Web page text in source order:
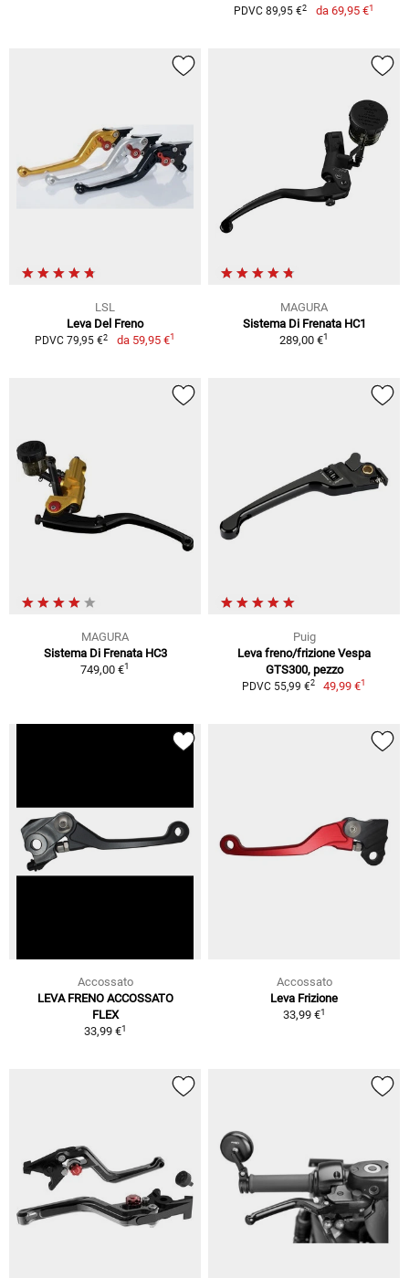
PDVC 89,95 €2 da 69,95 €1
LSL
Leva Del Freno
PDVC 79,95 €2 da 59,95 €1
MAGURA
Sistema Di Frenata HC1
289,00 €1
MAGURA
Sistema Di Frenata HC3
749,00 €1
Puig
Leva freno/frizione Vespa
GTS300, pezzo
PDVC 55,99 €2 49,99 €1
Accossato
LEVA FRENO ACCOSSATO
FLEX
33,99 €1
Accossato
Leva Frizione
33,99 €1